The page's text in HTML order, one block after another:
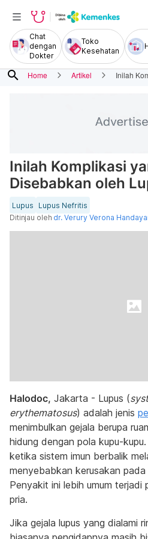
Chat
dengan
Dokter
Toko
Kesehatan
search Home Artikel Inilah
Inilah Komplikasi
Disebabkan oleh
Lupus
Lupus Nefritis
Ditinjau oleh dr. Verury Verona
Halodoc, Jakarta - Lupus (
erythematosus) adalah jenis
menimbulkan gejala berupa
hidung dengan pola kupu-
ketika sistem imun berbalik
menyebabkan kerusakan
Penyakit ini lebih umum
pria.
Jika gejala lupus yang dialami